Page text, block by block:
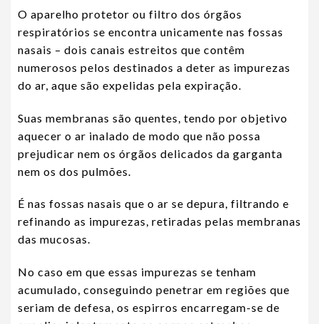
O aparelho protetor ou filtro dos órgãos
respiratórios se encontra unicamente nas fossas
nasais – dois canais estreitos que contêm
numerosos pelos destinados a deter as impurezas
do ar, aque são expelidas pela expiração.
Suas membranas são quentes, tendo por objetivo
aquecer o ar inalado de modo que não possa
prejudicar nem os órgãos delicados da garganta
nem os dos pulmões.
É nas fossas nasais que o ar se depura, filtrando e
refinando as impurezas, retiradas pelas membranas
das mucosas.
No caso em que essas impurezas se tenham
acumulado, conseguindo penetrar em regiões que
seriam de defesa, os espirros encarregam-se de